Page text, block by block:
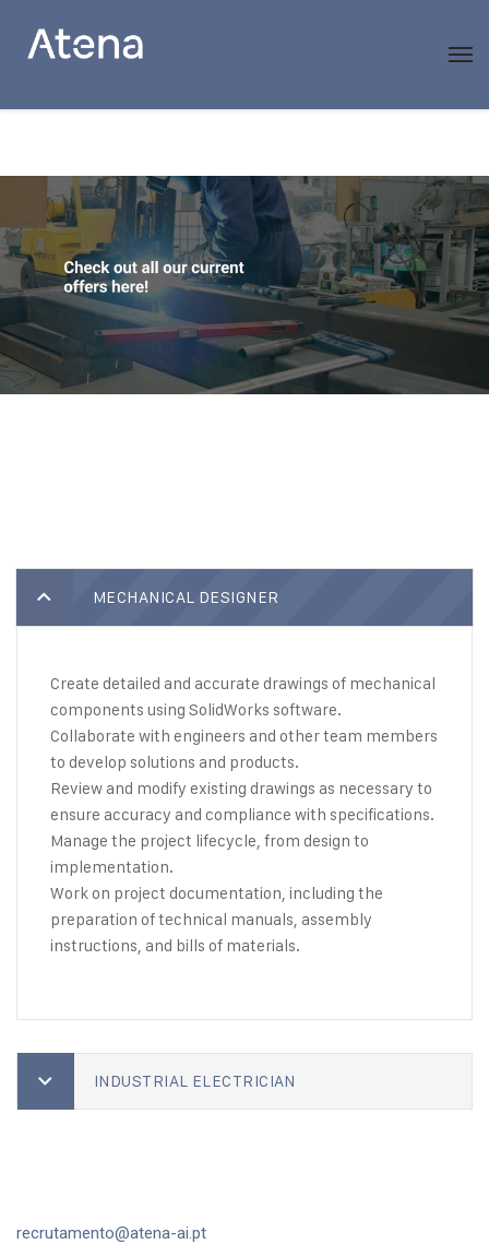
MECHANICAL DESIGNER
Create detailed and accurate drawings of mechanical
components using SolidWorks software.
Collaborate with engineers and other team members
to develop solutions and products.
Review and modify existing drawings as necessary to
ensure accuracy and compliance with specifications.
Manage the project lifecycle, from design to
implementation.
Work on project documentation, including the
preparation of technical manuals, assembly
instructions, and bills of materials.
INDUSTRIAL ELECTRICIAN
recrutamento@atena-ai.pt